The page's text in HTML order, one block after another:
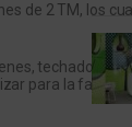
de 2 TM, los
techados de
para la